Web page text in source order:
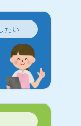
たい